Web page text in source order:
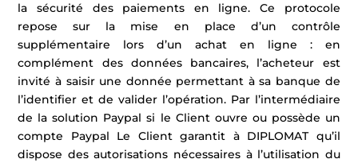
la sécurité des paiements en ligne. Ce protocole
repose sur la mise en place d’un contrôle
supplémentaire lors d’un achat en ligne : en
complément des données bancaires, l’acheteur est
invité à saisir une donnée permettant à sa banque de
l’identifier et de valider l’opération. Par l’intermédiaire
de la solution Paypal si le Client ouvre ou possède un
compte Paypal Le Client garantit à DIPLOMAT qu’il
dispose des autorisations nécessaires à l’utilisation du